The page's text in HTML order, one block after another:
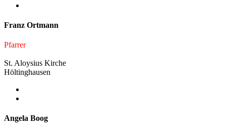
Franz Ortmann
Pfarrer
St. Aloysius Kirche
Höltinghausen
Angela Boog